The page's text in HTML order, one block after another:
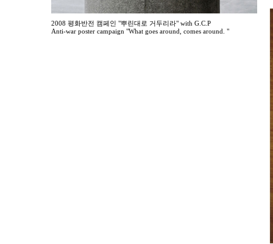
2008 평화반전 캠페인 "뿌린대로 거두리라" with G.C.P
Anti-war poster campaign "What goes around, comes around. "